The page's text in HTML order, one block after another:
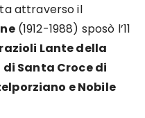
attraverso il
(1912-1988) sposò l’11
Lante della
di Santa Croce di
e Nobile